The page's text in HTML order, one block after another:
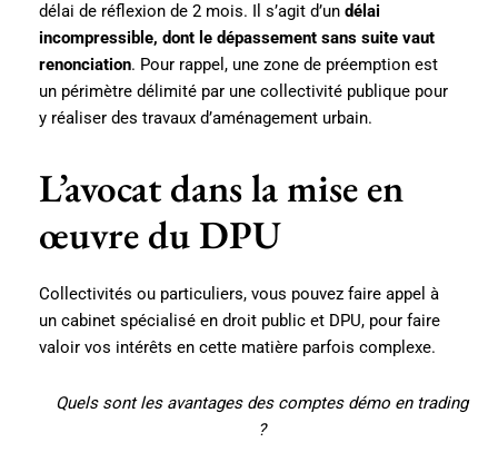
délai de réflexion de 2 mois. Il s’agit d’un délai
incompressible, dont le dépassement sans suite vaut
renonciation. Pour rappel, une zone de préemption est
un périmètre délimité par une collectivité publique pour
y réaliser des travaux d’aménagement urbain.
L’avocat dans la mise en
œuvre du DPU
Collectivités ou particuliers, vous pouvez faire appel à
un cabinet spécialisé en droit public et DPU, pour faire
valoir vos intérêts en cette matière parfois complexe.
Quels sont les avantages des comptes démo en trading
?